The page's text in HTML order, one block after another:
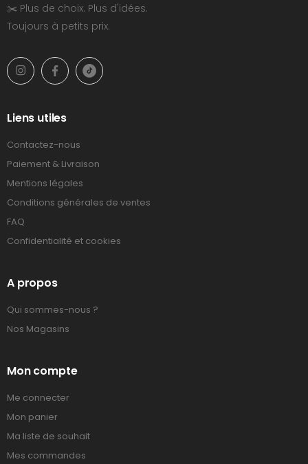
✂️ Plus de choix. Plus d'idées.
Toujours à petits prix.
Liens utiles
Contactez-nous
Paiement & Livraison
Mentions légales
Conditions générales de ventes
FAQ
Confidentialité et cookies
A propos
Qui sommes-nous ?
Nos Magasins
Mon compte
Me connecter
Mon panier
Ma liste de souhait
Mes commandes